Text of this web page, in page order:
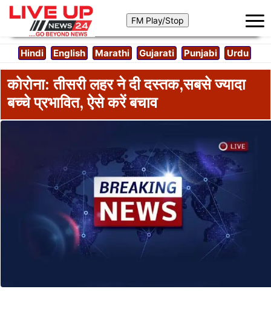
Hindi English Marathi Gujarati Punjabi Urdu
कोरोना: तीसरी लहर ने दी दस्तक,सबसे ज्यादा
बच्चे प्रभावित, ऐसे करें बचाव